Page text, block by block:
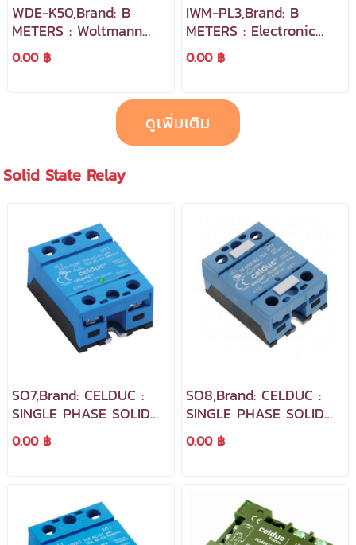
WDE-K50,Brand: B
METERS : Woltmann
type pre-equipped for
inductive modules
0.00 ฿
IWM-PL3,Brand: B
METERS : Electronic
pulse emitter module
for multi jet meters
interface
0.00 ฿
ดูเพิ่มเติม
Solid State Relay
SO7,Brand: CELDUC :
SINGLE PHASE SOLID
STATE RELAY
0.00 ฿
SO8,Brand: CELDUC :
SINGLE PHASE SOLID
STATE RELAY
0.00 ฿